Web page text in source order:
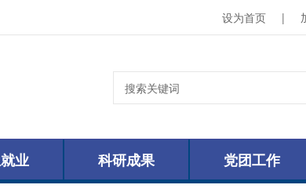
设为首页 |
业 科研成果 党团工作